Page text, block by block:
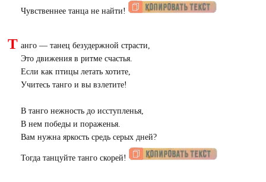
Чувственнее танца не найти!
Т анго — танец безудержной страсти,
Это движения в ритме счастья.
Если как птицы летать хотите,
Учитесь танго и вы взлетите!
В танго нежность до исступленья,
В нем победы и пораженья.
Вам нужна яркость средь серых дней?
Тогда танцуйте танго скорей!